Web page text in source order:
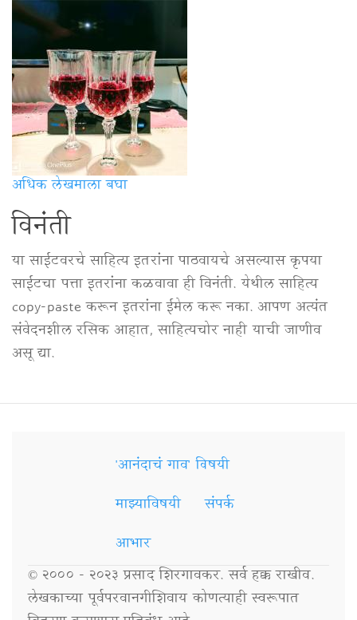
अधिक लेखमाला बघा
विनंती
या साईटवरचे साहित्य इतरांना पाठवायचे असल्यास कृपया
साईटचा पत्ता इतरांना कळवावा ही विनंती. येथील साहित्य
copy-paste करून इतरांना ईमेल करू नका. आपण अत्यंत
संवेदनशील रसिक आहात, साहित्यचोर नाही याची जाणीव
असू द्या.
Secondary'आनंदाचं गाव' विषयी
माझ्याविषयी
संपर्क
आभार
© २००० - २०२३ प्रसाद शिरगावकर. सर्व हक्क राखीव.
लेखकाच्या पूर्वपरवानगीशिवाय कोणत्याही स्वरूपात